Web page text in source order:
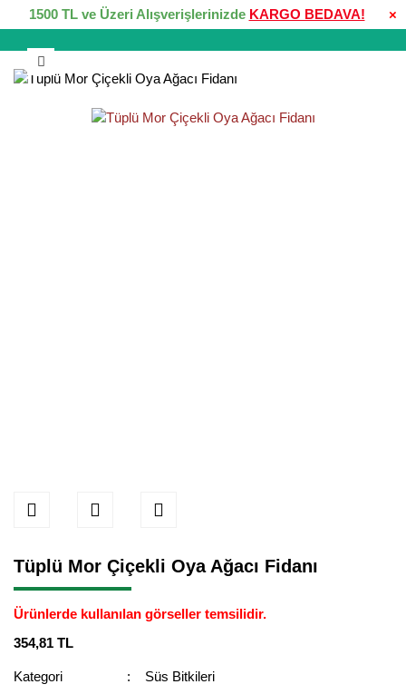
×
1500 TL ve Üzeri Alışverişlerinizde KARGO BEDAVA!
Tüplü Mor Çiçekli Oya Ağacı Fidanı
Ürünlerde kullanılan görseller temsilidir.
354,81 TL
Kategori
Süs Bitkileri